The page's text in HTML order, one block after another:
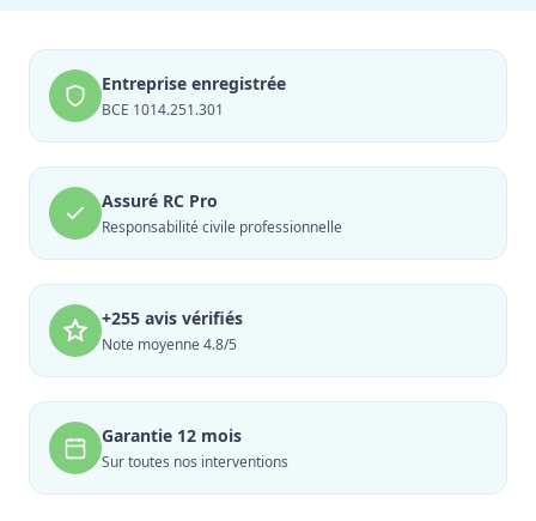
Entreprise enregistrée
BCE 1014.251.301
Assuré RC Pro
Responsabilité civile professionnelle
+255 avis vérifiés
Note moyenne 4.8/5
Garantie 12 mois
Sur toutes nos interventions